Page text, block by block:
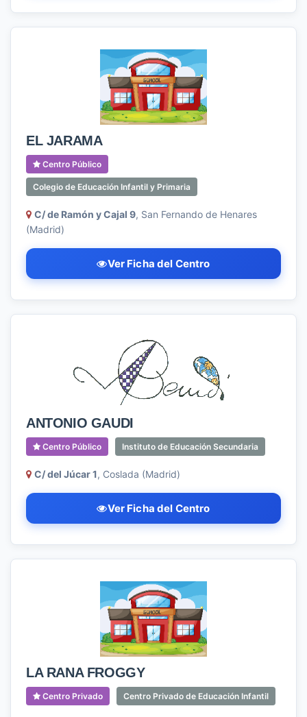
EL JARAMA
Centro Público
Colegio de Educación Infantil y Primaria
C/ de Ramón y Cajal 9, San Fernando de Henares
(Madrid)
Ver Ficha del Centro
ANTONIO GAUDI
Centro Público Instituto de Educación Secundaria
C/ del Júcar 1, Coslada (Madrid)
Ver Ficha del Centro
LA RANA FROGGY
Centro Privado Centro Privado de Educación Infantil